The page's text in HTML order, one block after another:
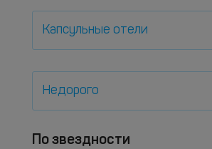
Капсульные отели
Недорого
По звездности